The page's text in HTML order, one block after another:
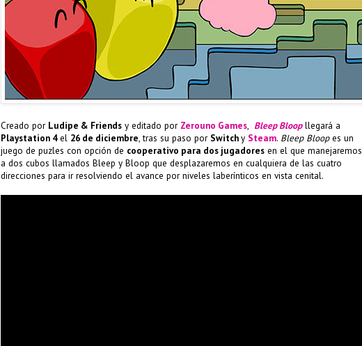
Creado por Ludipe & Friends y editado por Zerouno Games, Bleep Bloopllegará a
Playstation 4el 26 de diciembre, tras su paso por Switchy Steam. Bleep Bloopes un
juego de puzles con opción de cooperativo para dos jugadores en el que manejaremos
a dos cubos llamados Bleep y Bloop que desplazaremos en cualquiera de las cuatro
direcciones para ir resolviendo el avance por niveles laberínticos en vista cenital.